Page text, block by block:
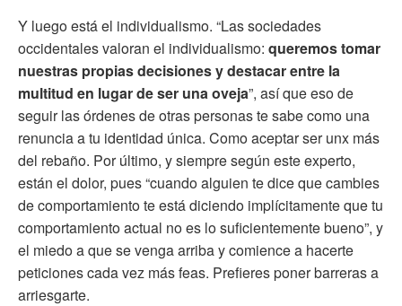
Y luego está el individualismo. “Las sociedades
occidentales valoran el individualismo: queremos tomar
nuestras propias decisiones y destacar entre la
multitud en lugar de ser una oveja”, así que eso de
seguir las órdenes de otras personas te sabe como una
renuncia a tu identidad única. Como aceptar ser unx más
del rebaño. Por último, y siempre según este experto,
están el dolor, pues “cuando alguien te dice que cambies
de comportamiento te está diciendo implícitamente que tu
comportamiento actual no es lo suficientemente bueno”, y
el miedo a que se venga arriba y comience a hacerte
peticiones cada vez más feas. Prefieres poner barreras a
arriesgarte.